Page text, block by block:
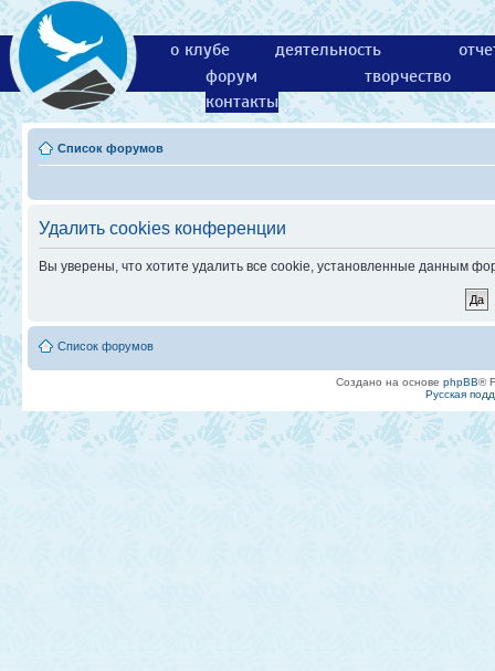
о клубе деятельность
форум
творчество
контакты
Список форумов
Удалить cookies конференции
Вы уверены, что хотите удалить все cookie, установленные данным
Список форумов
Создано на основе phpBB®
Русская